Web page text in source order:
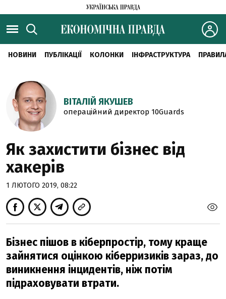
НОВИНИ ПУБЛІКАЦІЇ КОЛОНКИ ІНФРАСТРУКТУРА
ВІТАЛІЙ ЯКУШЕВ
операційний директор 10Guards
Як захистити бізнес від
хакерів
1 ЛЮТОГО 2019, 08:22
Бізнес пішов в кіберпростір, тому краще
зайнятися оцінкою кіберризиків зараз, до
виникнення інцидентів, ніж потім
підраховувати втрати.